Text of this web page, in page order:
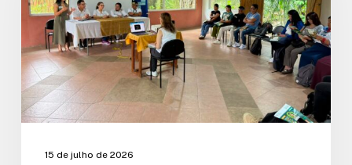
do
MAPI
com
encontro
entre
Governo
e
15 de julho de 2026